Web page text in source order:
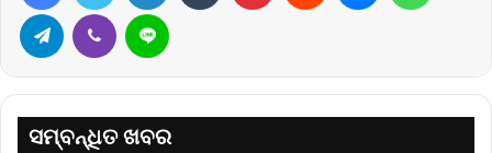
Telegram Viber Line
ସମ୍ବନ୍ଧିତ ଖବର